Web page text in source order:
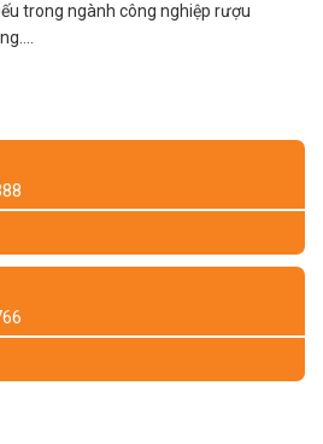
trong ngành công nghiệp rượu